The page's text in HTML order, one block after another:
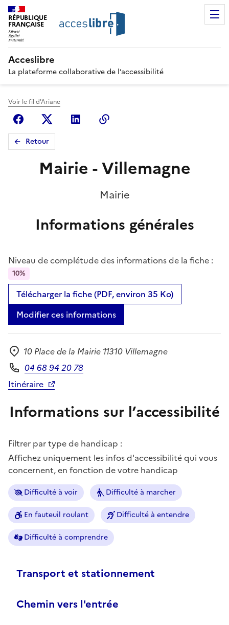
RÉPUBLIQUE
FRANÇAISE
Acceslibre
La plateforme collaborative de l’accessibilité
Voir le fil d'Ariane
FacebookX (anciennement Twitter)
Linkedin
Retour
Mairie - Villemagne
Mairie
Informations générales
Niveau de complétude des informations de la fiche :
10%
Télécharger la fiche (PDF, environ 35 Ko)
Modifier ces informations
Adresse
10 Place de la Mairie 11310 Villemagne
Téléphone
04 68 94 20 78
Itinéraire
Informations sur l’accessibilité
Filtrer par type de handicap :
Affichez uniquement les infos d'accessibilité qui vous
concernent, en fonction de votre handicap
Difficulté à voir Difficulté à marcher
En fauteuil roulant Difficulté à entendre
Difficulté à comprendre
Transport et stationnement
Chemin vers l'entrée